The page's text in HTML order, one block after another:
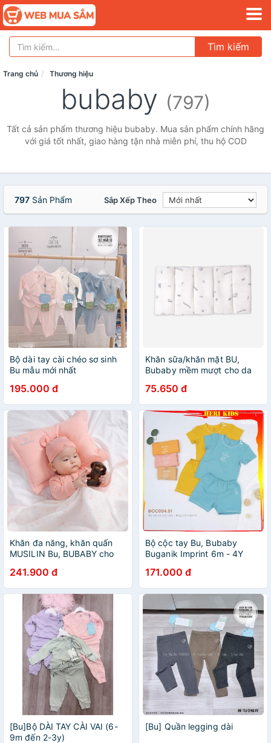
Tìm kiếm
Trang chủ Thương hiệu
bubaby (797)
Tất cả sản phẩm thương hiệu bubaby. Mua sản phẩm chính hãng
với giá tốt nhất, giao hàng tận nhà miễn phí, thu hộ COD
797 Sản Phẩm Sắp Xếp Theo
Bộ dài tay cài chéo sơ sinh
Bu mẫu mới nhất
195.000 đ
Khăn sữa/khăn mặt BU,
Bubaby mềm mượt cho da
75.650 đ
Khăn đa năng, khăn quấn
MUSILIN Bu, BUBABY cho
241.900 đ
Bộ cộc tay Bu, Bubaby
Buganik Imprint 6m - 4Y
171.000 đ
[Bu]Bộ DÀI TAY CÀI VAI (6-
9m đến 2-3y)
[Bu] Quần legging dài